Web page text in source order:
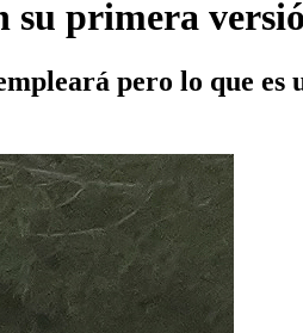
su primera
pero lo que